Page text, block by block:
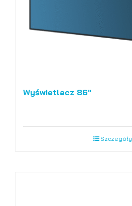
Wyświetlacz 86″
Szczegóły